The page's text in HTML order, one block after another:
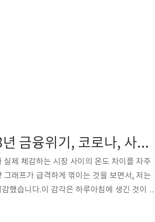
금융위기와 철강 산업 : 2008년 금융위기, 코로나, 사업방향
제 체감하는 시장 사이의 온도 차이를 자주
래프가 급격하게 꺾이는 것을 보면서, 저는
했습니다.이 감각은 하루아침에 생긴 것이
년 금융위기와 코로나 팬데믹이라는 두 번